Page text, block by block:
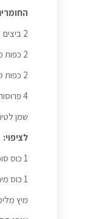
2 ביצים
2 כפות מים
2 כפות סוכר
4 פרוסות לחם ( לחם כהה , לחם דגנים, חלה ,לחם לבן)
שמן
לציפוי:
1 כוס סוכר
1 כוס מים
מיץ